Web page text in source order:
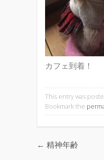
カフェ到着！
This entry was
Bookmark the
Post
← 精神年齢